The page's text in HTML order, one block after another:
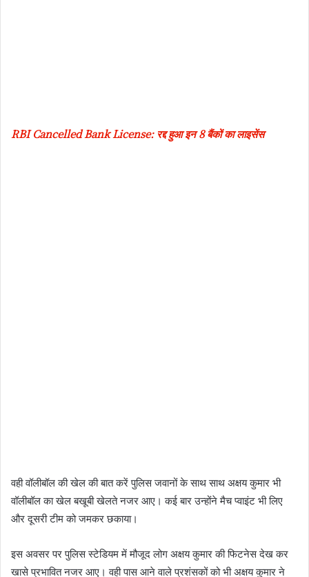
RBI Cancelled Bank License: रद्द हुआ इन 8 बैंकों का लाइसेंस
वही वॉलीबॉल की खेल की बात करें पुलिस जवानों के साथ साथ अक्षय कुमार भी
वॉलीबॉल का खेल बखूबी खेलते नजर आए। कई बार उन्होंने मैच प्वाइंट भी लिए
और दूसरी टीम को जमकर छकाया।
इस अवसर पर पुलिस स्टेडियम में मौजूद लोग अक्षय कुमार की फिटनेस देख कर
खासे प्रभावित नजर आए। वही पास आने वाले प्रशंसकों को भी अक्षय कुमार ने